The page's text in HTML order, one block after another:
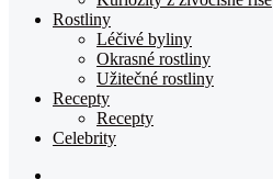
Rostliny
Léčivé byliny
Okrasné rostliny
Užitečné rostliny
Recepty
Recepty
Celebrity